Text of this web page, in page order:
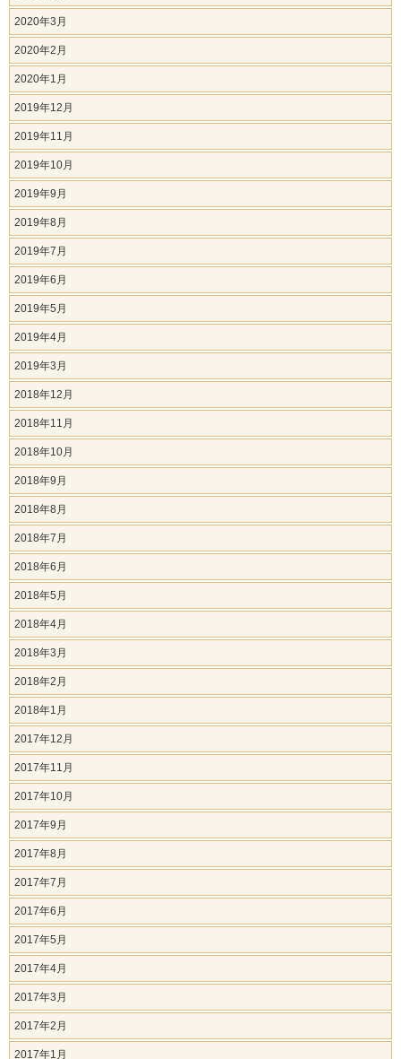
2020年3月
2020年2月
2020年1月
2019年12月
2019年11月
2019年10月
2019年9月
2019年8月
2019年7月
2019年6月
2019年5月
2019年4月
2019年3月
2018年12月
2018年11月
2018年10月
2018年9月
2018年8月
2018年7月
2018年6月
2018年5月
2018年4月
2018年3月
2018年2月
2018年1月
2017年12月
2017年11月
2017年10月
2017年9月
2017年8月
2017年7月
2017年6月
2017年5月
2017年4月
2017年3月
2017年2月
2017年1月